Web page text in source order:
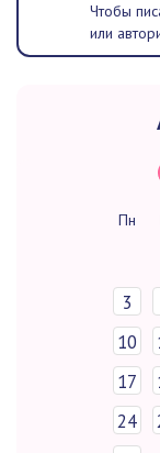
Чтобы
или
Пн
3
10
17
24